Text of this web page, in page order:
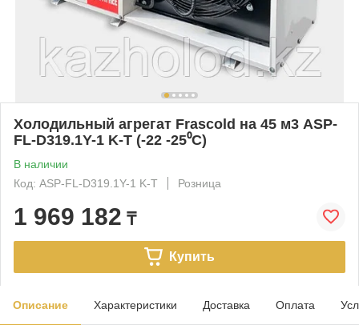
Холодильный агрегат Frascold на 45 м3 ASP-
FL-D319.1Y-1 K-T (-22 -25⁰С)
В наличии
Код: ASP-FL-D319.1Y-1 K-T
Розница
1 969 182 ₸
Купить
Описание Характеристики Доставка Оплата